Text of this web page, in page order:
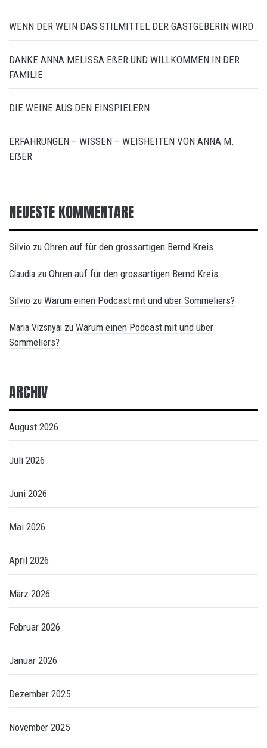
WENN DER WEIN DAS STILMITTEL DER GASTGEBERIN WIRD
DANKE ANNA MELISSA EßER UND WILLKOMMEN IN DER
FAMILIE
DIE WEINE AUS DEN EINSPIELERN
ERFAHRUNGEN – WISSEN – WEISHEITEN VON ANNA M.
EẞER
NEUESTE KOMMENTARE
Silvio zu Ohren auf für den grossartigen Bernd Kreis
Claudia zu Ohren auf für den grossartigen Bernd Kreis
Silvio zu Warum einen Podcast mit und über Sommeliers?
Maria Vizsnyai zu Warum einen Podcast mit und über
Sommeliers?
ARCHIV
August 2026
Juli 2026
Juni 2026
Mai 2026
April 2026
März 2026
Februar 2026
Januar 2026
Dezember 2025
November 2025